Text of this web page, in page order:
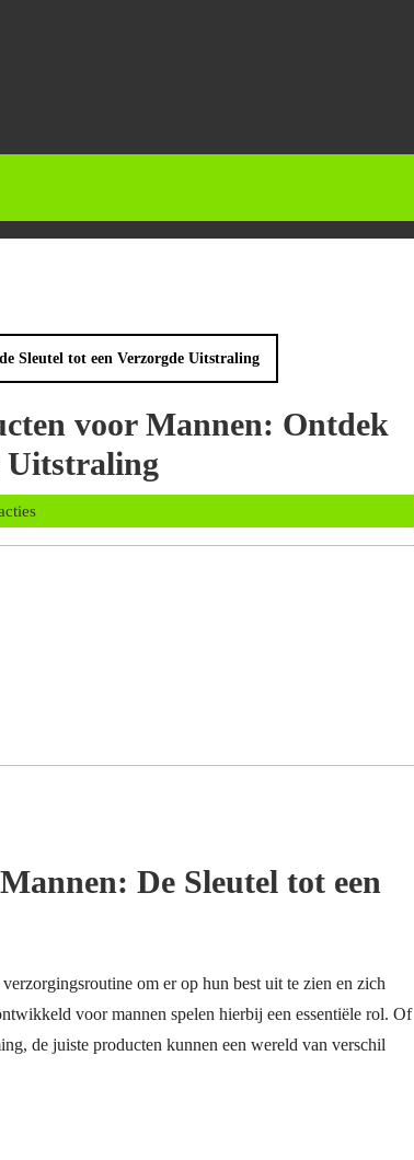
Sleutel tot een Verzorgde Uitstraling
voor Mannen: Ontdek
Uitstraling
De Sleutel tot een
om er op hun best uit te zien en zich
voor mannen spelen hierbij een essentiële rol. Of
de juiste producten kunnen een wereld van verschil